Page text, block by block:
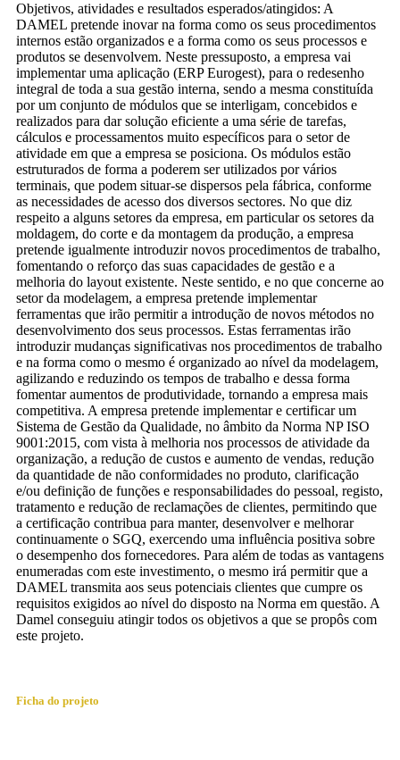
Objetivos, atividades e resultados esperados/atingidos: A
DAMEL pretende inovar na forma como os seus procedimentos
internos estão organizados e a forma como os seus processos e
produtos se desenvolvem. Neste pressuposto, a empresa vai
implementar uma aplicação (ERP Eurogest), para o redesenho
integral de toda a sua gestão interna, sendo a mesma constituída
por um conjunto de módulos que se interligam, concebidos e
realizados para dar solução eficiente a uma série de tarefas,
cálculos e processamentos muito específicos para o setor de
atividade em que a empresa se posiciona. Os módulos estão
estruturados de forma a poderem ser utilizados por vários
terminais, que podem situar-se dispersos pela fábrica, conforme
as necessidades de acesso dos diversos sectores. No que diz
respeito a alguns setores da empresa, em particular os setores da
moldagem, do corte e da montagem da produção, a empresa
pretende igualmente introduzir novos procedimentos de trabalho,
fomentando o reforço das suas capacidades de gestão e a
melhoria do layout existente. Neste sentido, e no que concerne ao
setor da modelagem, a empresa pretende implementar
ferramentas que irão permitir a introdução de novos métodos no
desenvolvimento dos seus processos. Estas ferramentas irão
introduzir mudanças significativas nos procedimentos de trabalho
e na forma como o mesmo é organizado ao nível da modelagem,
agilizando e reduzindo os tempos de trabalho e dessa forma
fomentar aumentos de produtividade, tornando a empresa mais
competitiva. A empresa pretende implementar e certificar um
Sistema de Gestão da Qualidade, no âmbito da Norma NP ISO
9001:2015, com vista à melhoria nos processos de atividade da
organização, a redução de custos e aumento de vendas, redução
da quantidade de não conformidades no produto, clarificação
e/ou definição de funções e responsabilidades do pessoal, registo,
tratamento e redução de reclamações de clientes, permitindo que
a certificação contribua para manter, desenvolver e melhorar
continuamente o SGQ, exercendo uma influência positiva sobre
o desempenho dos fornecedores. Para além de todas as vantagens
enumeradas com este investimento, o mesmo irá permitir que a
DAMEL transmita aos seus potenciais clientes que cumpre os
requisitos exigidos ao nível do disposto na Norma em questão. A
Damel conseguiu atingir todos os objetivos a que se propôs com
este projeto.
Ficha do projeto